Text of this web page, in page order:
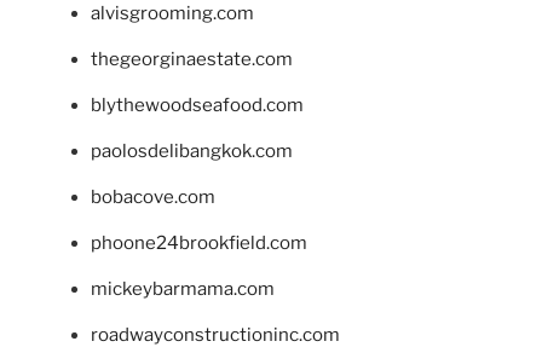
alvisgrooming.com
thegeorginaestate.com
blythewoodseafood.com
paolosdelibangkok.com
bobacove.com
phoone24brookfield.com
mickeybarmama.com
roadwayconstructioninc.com